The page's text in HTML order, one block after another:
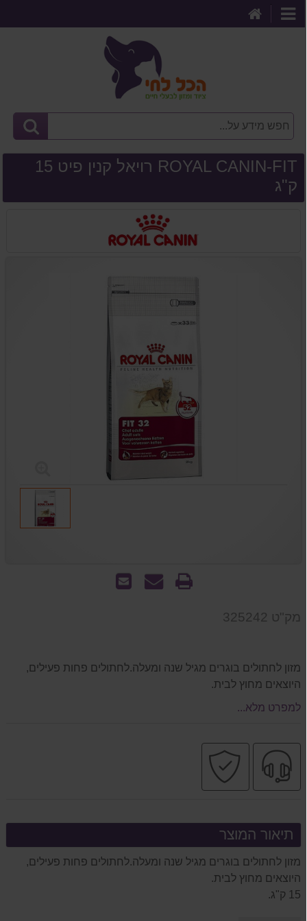
קטגוריות
ROYAL CANIN-FIT רויאל קנין פיט 15
ק"ג
שלח
שאל
מק"ט 325242
מזון לחתולים בוגרים מגיל שנה ומעלה.לחתולים פחות פעילים,
היוצאים מחוץ לבית.
למפרט מלא...
שירות
מקצועי
תיאור המוצר
מזון לחתולים בוגרים מגיל שנה ומעלה.לחתולים פחות פעילים,
היוצאים מחוץ לבית.
15 ק"ג.